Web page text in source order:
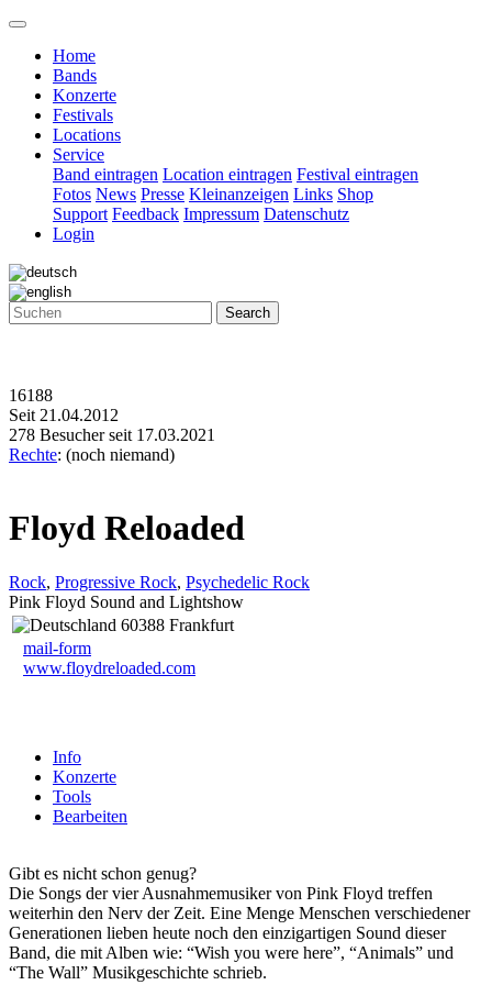
Home
Bands
Konzerte
Festivals
Locations
Service
Band eintragen Location eintragen Festival eintragen
Fotos News Presse Kleinanzeigen Links Shop
Support Feedback Impressum Datenschutz
Login
Search
16188
Seit 21.04.2012
278 Besucher seit 17.03.2021
Rechte: (noch niemand)
Floyd Reloaded
Rock, Progressive Rock, Psychedelic Rock
Pink Floyd Sound and Lightshow
60388 Frankfurt
mail-form
www.floydreloaded.com
Info
Konzerte
Tools
Bearbeiten
Gibt es nicht schon genug?
Die Songs der vier Ausnahmemusiker von Pink Floyd treffen
weiterhin den Nerv der Zeit. Eine Menge Menschen verschiedener
Generationen lieben heute noch den einzigartigen Sound dieser
Band, die mit Alben wie: “Wish you were here”, “Animals” und
“The Wall” Musikgeschichte schrieb.